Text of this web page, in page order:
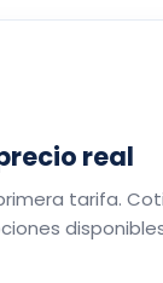
real
tarifa.